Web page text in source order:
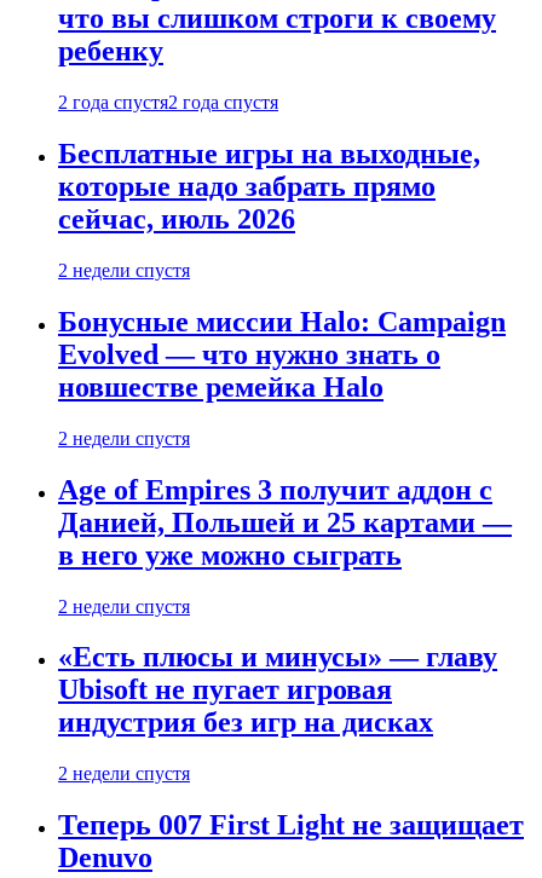
что вы слишком строги к своему
ребенку
2 года спустя2 года спустя
Бесплатные игры на выходные,
которые надо забрать прямо
сейчас, июль 2026
2 недели спустя
Бонусные миссии Halo: Campaign
Evolved — что нужно знать о
новшестве ремейка Halo
2 недели спустя
Age of Empires 3 получит аддон с
Данией, Польшей и 25 картами —
в него уже можно сыграть
2 недели спустя
«Есть плюсы и минусы» — главу
Ubisoft не пугает игровая
индустрия без игр на дисках
2 недели спустя
Теперь 007 First Light не защищает
Denuvo